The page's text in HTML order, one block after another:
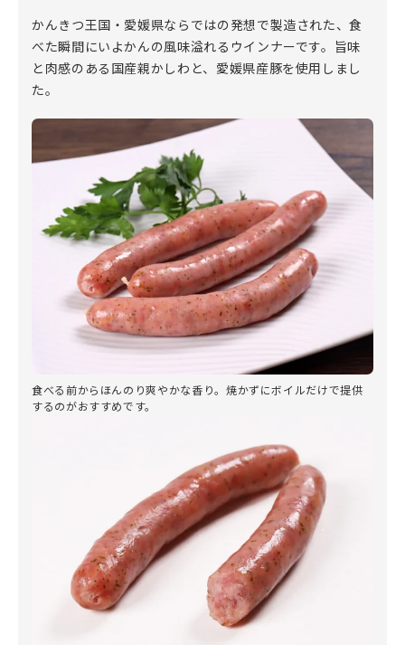
かんきつ王国・愛媛県ならではの発想で製造された、食
べた瞬間にいよかんの風味溢れるウインナーです。旨味
と肉感のある国産親かしわと、愛媛県産豚を使用しまし
た。
食べる前からほんのり爽やかな香り。焼かずにボイルだけで提供
するのがおすすめです。